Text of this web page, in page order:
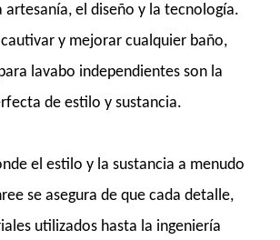
el diseño y la tecnología.
y mejorar cualquier baño,
lavabo independientes son la
de estilo y sustancia.
el estilo y la sustancia a menudo
se asegura de que cada detalle,
utilizados hasta la ingeniería